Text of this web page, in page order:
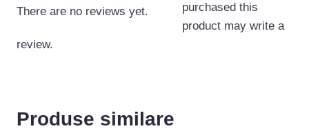
There are no reviews yet.
purchased this
product may write a
review.
Produse similare